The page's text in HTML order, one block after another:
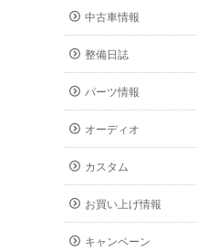
中古車情報
整備日誌
パーツ情報
オーディオ
カスタム
お買い上げ情報
キャンペーン